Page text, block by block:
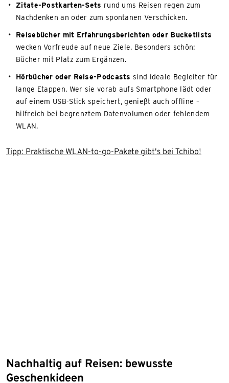
Zitate-Postkarten-Sets rund ums Reisen regen zum
Nachdenken an oder zum spontanen Verschicken.
Reisebücher mit Erfahrungsberichten oder Bucketlists
wecken Vorfreude auf neue Ziele. Besonders schön:
Bücher mit Platz zum Ergänzen.
Hörbücher oder Reise-Podcasts sind ideale Begleiter für
lange Etappen. Wer sie vorab aufs Smartphone lädt oder
auf einem USB-Stick speichert, genießt auch offline –
hilfreich bei begrenztem Datenvolumen oder fehlendem
WLAN.
Tipp: Praktische WLAN-to-go-Pakete gibt's bei Tchibo!
Nachhaltig auf Reisen: bewusste
Geschenkideen